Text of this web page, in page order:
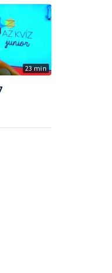
23 min